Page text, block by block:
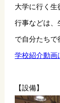
大学に行く生
行事などは、
で自分たちで
学校紹介動画
【設備】